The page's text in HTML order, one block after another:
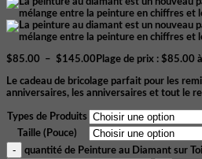
$85.00 – $145.00 Plage de prix : $85.00
Le cadeau de bricolage parfait pour les
anniversaires, les anniversaires et tout le
Types de Produits
Taille (Pouce)
quantité de Peinture au Diamant sur